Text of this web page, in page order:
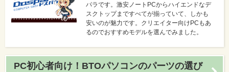
パラです。激安ノートPCからハイエンドなデ
スクトップまですべてが揃っていて、しかも
安いのが魅力です。クリエイター向けPCもあ
るのでおすすめモデルを選んでみました。
PC初心者向け！BTOパソコンのパーツの選び